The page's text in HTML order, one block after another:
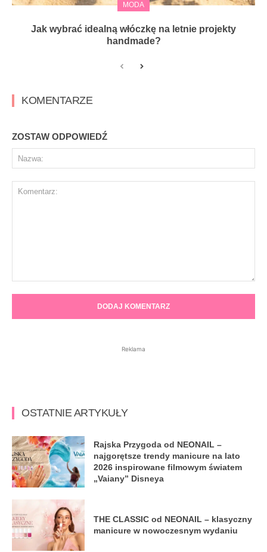
MODA
Jak wybrać idealną włóczkę na letnie projekty
handmade?
KOMENTARZE
ZOSTAW ODPOWIEDŹ
Reklama
OSTATNIE ARTYKUŁY
Rajska Przygoda od NEONAIL –
najgorętsze trendy manicure na lato
2026 inspirowane filmowym światem
„Vaiany” Disneya
THE CLASSIC od NEONAIL – klasyczny
manicure w nowoczesnym wydaniu